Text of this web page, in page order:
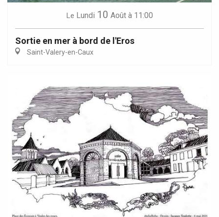
Le Lundi 10 Août à 11:00
Sortie en mer à bord de l'Eros
Saint-Valery-en-Caux